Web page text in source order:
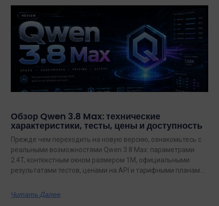
Обзор Qwen 3.8 Max: технические
характеристики, тесты, цены и доступность
Прежде чем переходить на новую версию, ознакомьтесь с
реальными возможностями Qwen 3.8 Max: параметрами
2.4T, контекстным окном размером 1M, официальными
результатами тестов, ценами на API и тарифными планами
Читать Далее